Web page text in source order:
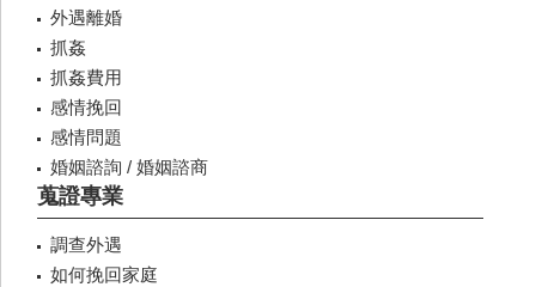
外遇離婚
抓姦
抓姦費用
感情挽回
感情問題
婚姻諮詢 / 婚姻諮商
蒐證專業
調查外遇
如何挽回家庭